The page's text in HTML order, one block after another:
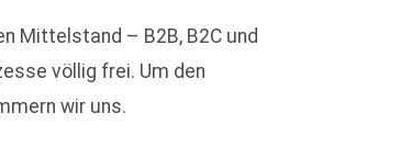
Mittelstand – B2B, B2C und
völlig frei. Um den
wir uns.